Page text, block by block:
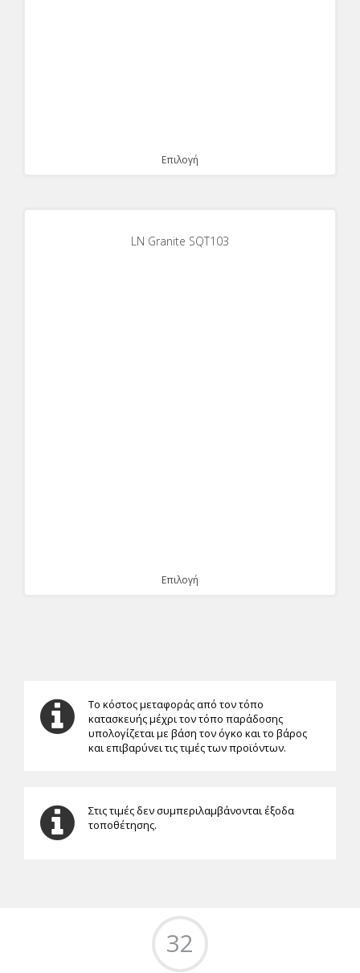
Επιλογή
LN Granite SQT103
Επιλογή
Το κόστος μεταφοράς από τον τόπο
κατασκευής μέχρι τον τόπο παράδοσης
υπολογίζεται με βάση τον όγκο και το βάρος
και επιβαρύνει τις τιμές των προϊόντων.
Στις τιμές δεν συμπεριλαμβάνονται έξοδα
τοποθέτησης.
32